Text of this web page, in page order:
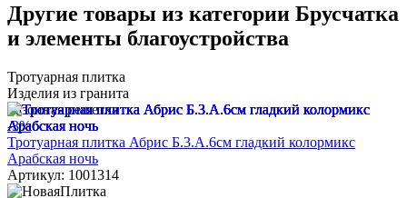
Другие товары из категории Брусчатка
и элементы благоустройства
Тротуарная плитка
Изделия из гранита
Газонная решетка
-3%
Тротуарная плитка Абрис Б.3.А.6см гладкий колормикс
Арабская ночь
Артикул: 1001314